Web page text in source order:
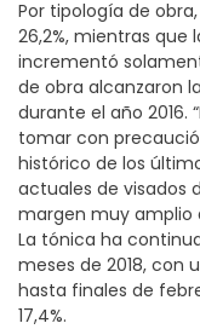
Por tipología de
26,2%, mientras
incrementó
de obra alcanzaron
durante el año 2016.
tomar con
histórico de los
actuales de visados
margen muy amplio
La tónica ha
meses de 2018, con
hasta finales de
17,4%.